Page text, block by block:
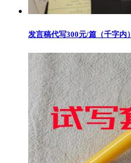
发言稿代写300元/篇（千字内）